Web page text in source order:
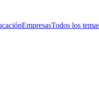
EmpresasTodos los